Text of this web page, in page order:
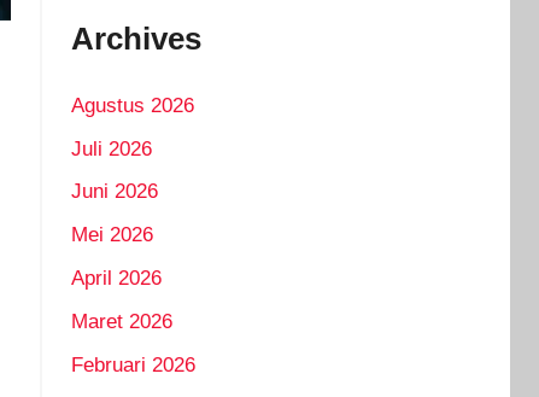
Archives
Agustus 2026
Juli 2026
Juni 2026
Mei 2026
April 2026
Maret 2026
Februari 2026